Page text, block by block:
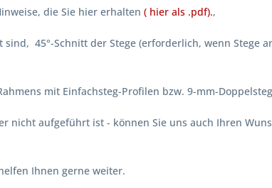
die Sie hier erhalten ( hier als .pdf).,
45°-Schnitt der Stege (erforderlich, wenn Stege
mit Einfachsteg-Profilen bzw. 9-mm-
nicht aufgeführt ist - können Sie uns auch Ihren
Ihnen gerne weiter.